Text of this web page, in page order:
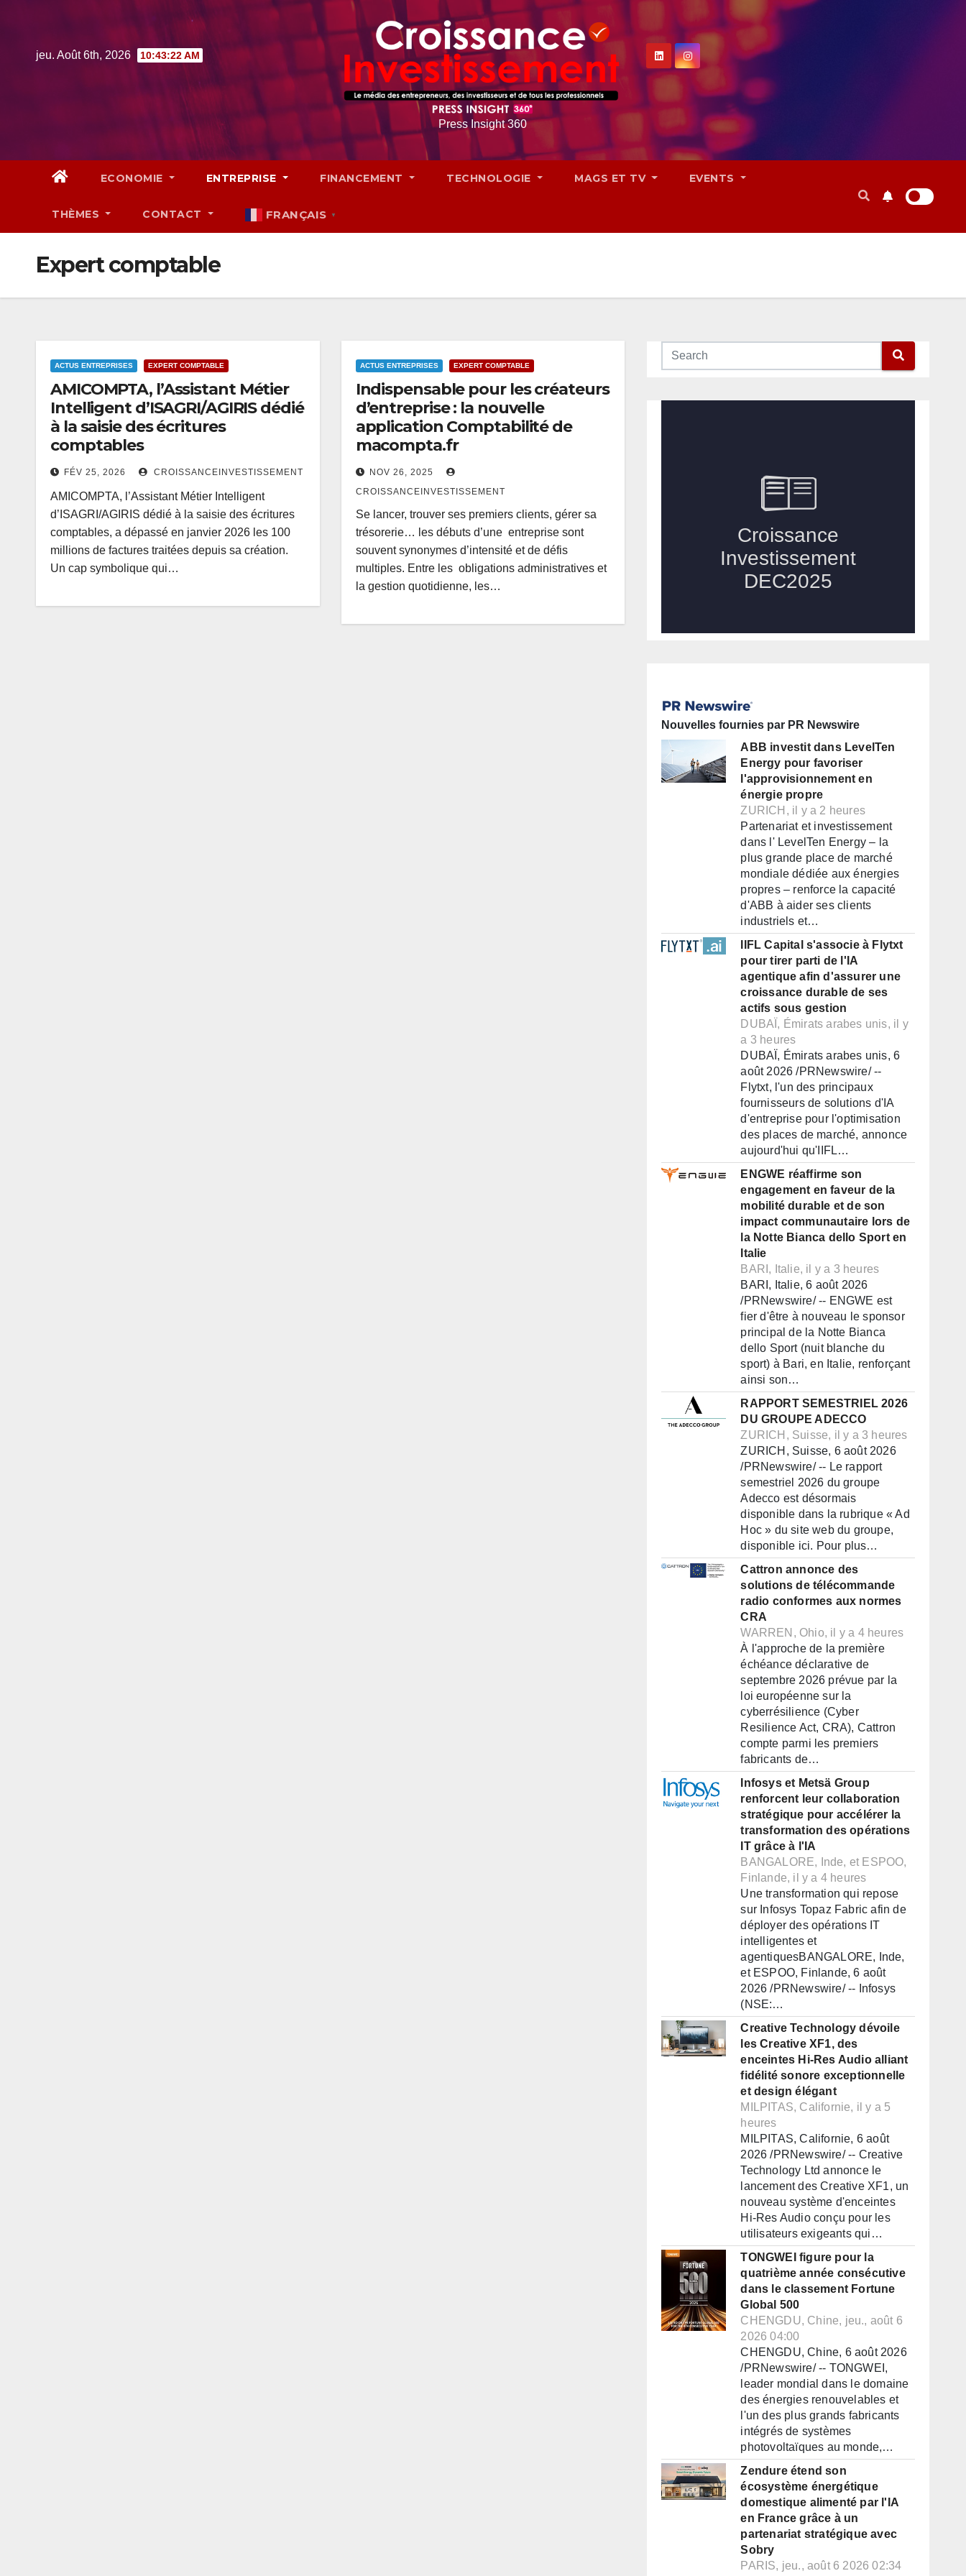
jeu. Août 6th, 2026 10:43:23 AM
Press Insight 360
ECONOMIE ENTREPRISE FINANCEMENT TECHNOLOGIE MAGS ET TV EVENTS
THÈMES CONTACT FRANÇAIS ▼
Expert comptable
ACTUS ENTREPRISES EXPERT COMPTABLE
AMICOMPTA, l’Assistant Métier
Intelligent d’ISAGRI/AGIRIS dédié
à la saisie des écritures
comptables
FÉV 25, 2026 CROISSANCEINVESTISSEMENT
AMICOMPTA, l’Assistant Métier Intelligent
d’ISAGRI/AGIRIS dédié à la saisie des écritures
comptables, a dépassé en janvier 2026 les 100
millions de factures traitées depuis sa création.
Un cap symbolique qui…
ACTUS ENTREPRISES EXPERT COMPTABLE
Indispensable pour les créateurs
d’entreprise : la nouvelle
application Comptabilité de
macompta.fr
NOV 26, 2025
CROISSANCEINVESTISSEMENT
Se lancer, trouver ses premiers clients, gérer sa
trésorerie… les débuts d’une entreprise sont
souvent synonymes d’intensité et de défis
multiples. Entre les obligations administratives et
la gestion quotidienne, les…
Nouvelles fournies par PR Newswire
ABB investit dans LevelTen
Energy pour favoriser
l'approvisionnement en
énergie propre
ZURICH, il y a 2 heures
Partenariat et investissement
dans l' LevelTen Energy – la
plus grande place de marché
mondiale dédiée aux énergies
propres – renforce la capacité
d'ABB à aider ses clients
industriels et…
IIFL Capital s'associe à Flytxt
pour tirer parti de l'IA
agentique afin d'assurer une
croissance durable de ses
actifs sous gestion
DUBAÏ, Émirats arabes unis, il y
a 3 heures
DUBAÏ, Émirats arabes unis, 6
août 2026 /PRNewswire/ --
Flytxt, l'un des principaux
fournisseurs de solutions d'IA
d'entreprise pour l'optimisation
des places de marché, annonce
aujourd'hui qu'IIFL…
ENGWE réaffirme son
engagement en faveur de la
mobilité durable et de son
impact communautaire lors de
la Notte Bianca dello Sport en
Italie
BARI, Italie, il y a 3 heures
BARI, Italie, 6 août 2026
/PRNewswire/ -- ENGWE est
fier d'être à nouveau le sponsor
principal de la Notte Bianca
dello Sport (nuit blanche du
sport) à Bari, en Italie, renforçant
ainsi son…
RAPPORT SEMESTRIEL 2026
DU GROUPE ADECCO
ZURICH, Suisse, il y a 3 heures
ZURICH, Suisse, 6 août 2026
/PRNewswire/ -- Le rapport
semestriel 2026 du groupe
Adecco est désormais
disponible dans la rubrique « Ad
Hoc » du site web du groupe,
disponible ici. Pour plus…
Cattron annonce des
solutions de télécommande
radio conformes aux normes
CRA
WARREN, Ohio, il y a 4 heures
À l'approche de la première
échéance déclarative de
septembre 2026 prévue par la
loi européenne sur la
cyberrésilience (Cyber
Resilience Act, CRA), Cattron
compte parmi les premiers
fabricants de…
Infosys et Metsä Group
renforcent leur collaboration
stratégique pour accélérer la
transformation des opérations
IT grâce à l'IA
BANGALORE, Inde, et ESPOO,
Finlande, il y a 4 heures
Une transformation qui repose
sur Infosys Topaz Fabric afin de
déployer des opérations IT
intelligentes et
agentiquesBANGALORE, Inde,
et ESPOO, Finlande, 6 août
2026 /PRNewswire/ -- Infosys
(NSE:…
Creative Technology dévoile
les Creative XF1, des
enceintes Hi-Res Audio alliant
fidélité sonore exceptionnelle
et design élégant
MILPITAS, Californie, il y a 5
heures
MILPITAS, Californie, 6 août
2026 /PRNewswire/ -- Creative
Technology Ltd annonce le
lancement des Creative XF1, un
nouveau système d'enceintes
Hi-Res Audio conçu pour les
utilisateurs exigeants qui…
TONGWEI figure pour la
quatrième année consécutive
dans le classement Fortune
Global 500
CHENGDU, Chine, jeu., août 6
2026 04:00
CHENGDU, Chine, 6 août 2026
/PRNewswire/ -- TONGWEI,
leader mondial dans le domaine
des énergies renouvelables et
l'un des plus grands fabricants
intégrés de systèmes
photovoltaïques au monde,…
Zendure étend son
écosystème énergétique
domestique alimenté par l'IA
en France grâce à un
partenariat stratégique avec
Sobry
PARIS, jeu., août 6 2026 02:34